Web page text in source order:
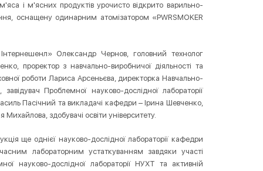
і м'ясних продуктів урочисто відкрито варильно-
оснащену одинарним атомізатором «PWRSMOKER
Олександр Чернов, головний технолог
проректор з навчально-виробничої діяльності та
роботи Лариса Арсеньєва, директорка Навчально-
Проблемної науково-дослідної лабораторії
Пасічний та викладачі кафедри – Ірина Шевченко,
здобувачі освіти університету.
ще однієї науково-дослідної лабораторії кафедри
лабораторним устаткуванням завдяки участі
науково-дослідної лабораторії НУХТ та активній